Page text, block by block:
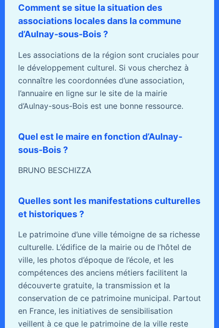
Comment se situe la situation des
associations locales dans la commune
d’Aulnay-sous-Bois ?
Les associations de la région sont cruciales pour
le développement culturel. Si vous cherchez à
connaître les coordonnées d’une association,
l’annuaire en ligne sur le site de la mairie
d’Aulnay-sous-Bois est une bonne ressource.
Quel est le maire en fonction d’Aulnay-
sous-Bois ?
BRUNO BESCHIZZA
Quelles sont les manifestations culturelles
et historiques ?
Le patrimoine d’une ville témoigne de sa richesse
culturelle. L’édifice de la mairie ou de l’hôtel de
ville, les photos d’époque de l’école, et les
compétences des anciens métiers facilitent la
découverte gratuite, la transmission et la
conservation de ce patrimoine municipal. Partout
en France, les initiatives de sensibilisation
veillent à ce que le patrimoine de la ville reste